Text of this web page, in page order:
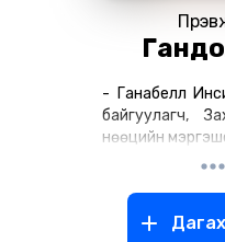
- Ганабелл
байгуулагч,
нөөцийн
-Цаг
арван
өөдөлдөг-Дагах